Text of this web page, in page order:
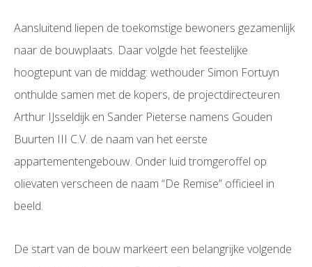
Aansluitend liepen de toekomstige bewoners gezamenlijk
naar de bouwplaats. Daar volgde het feestelijke
hoogtepunt van de middag: wethouder Simon Fortuyn
onthulde samen met de kopers, de projectdirecteuren
Arthur IJsseldijk en Sander Pieterse namens Gouden
Buurten III C.V. de naam van het eerste
appartementengebouw. Onder luid tromgeroffel op
olievaten verscheen de naam “De Remise” officieel in
beeld.
De start van de bouw markeert een belangrijke volgende